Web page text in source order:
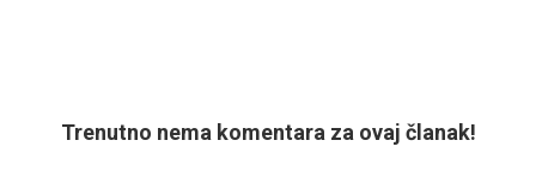
Trenutno nema komentara za ovaj članak!